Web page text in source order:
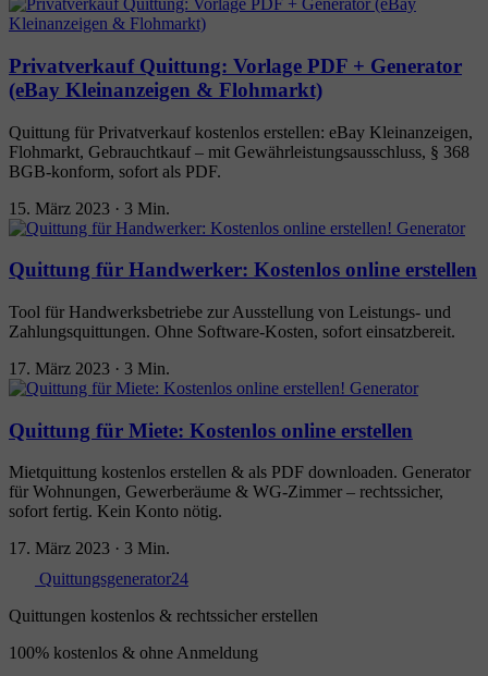
Privatverkauf Quittung: Vorlage PDF + Generator
(eBay Kleinanzeigen & Flohmarkt)
Quittung für Privatverkauf kostenlos erstellen: eBay Kleinanzeigen,
Flohmarkt, Gebrauchtkauf – mit Gewährleistungsausschluss, § 368
BGB-konform, sofort als PDF.
15. März 2023 · 3 Min.
Quittung für Handwerker: Kostenlos online erstellen
Tool für Handwerksbetriebe zur Ausstellung von Leistungs- und
Zahlungsquittungen. Ohne Software-Kosten, sofort einsatzbereit.
17. März 2023 · 3 Min.
Quittung für Miete: Kostenlos online erstellen
Mietquittung kostenlos erstellen & als PDF downloaden. Generator
für Wohnungen, Gewerberäume & WG-Zimmer – rechtssicher,
sofort fertig. Kein Konto nötig.
17. März 2023 · 3 Min.
Quittungsgenerator24
Quittungen kostenlos & rechtssicher erstellen
100% kostenlos & ohne Anmeldung